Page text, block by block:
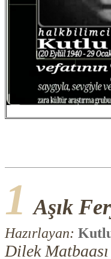
1 Aşık
Hazırlayan:
Dilek